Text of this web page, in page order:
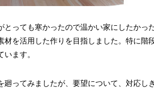
とっても寒かったので温かい家にしたかっ
材を活用した作りを目指しました。特に階
ます。
廻ってみましたが、要望について、対応し